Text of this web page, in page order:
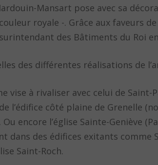
Mansart pose avec sa
royale -. Grâce aux faveurs de
des Bâtiments du Roi
des différentes réalisations de
vise à rivaliser avec celui de Saint-
l’édifice côté plaine de Grenelle
encore l’église Sainte-Geniève
dans des édifices exitants comme
Saint-Roch.